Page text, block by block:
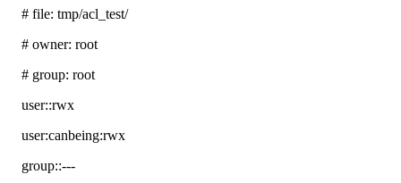
# file: tmp/acl_test/
# owner: root
# group: root
user::rwx
user:canbeing:rwx
group::---